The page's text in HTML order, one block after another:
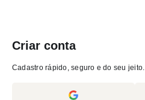
Criar conta
Cadastro rápido, seguro e do seu jeito.